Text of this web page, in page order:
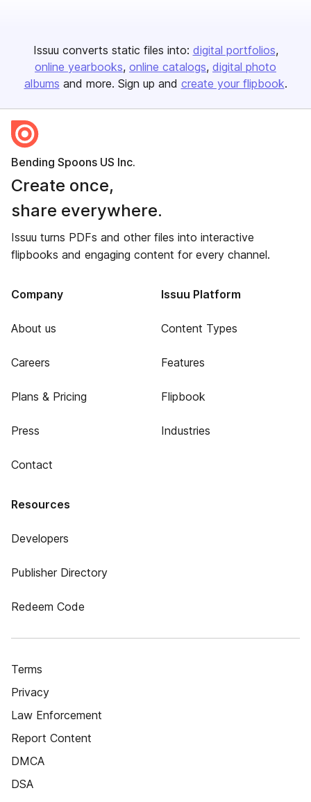
Issuu converts static files into: digital portfolios
online yearbooks online catalogs digital photo
albums and more. Sign up and create your flipbook.
Bending Spoons US Inc.
Create once,
share everywhere.
Issuu turns PDFs and other files into interactive
flipbooks and engaging content for every channel.
Company
About us
Careers
Plans & Pricing
Press
Contact
Issuu Platform
Content Types
Features
Flipbook
Industries
Resources
Developers
Publisher Directory
Redeem Code
Terms
Privacy
Law Enforcement
Report Content
DMCA
DSA